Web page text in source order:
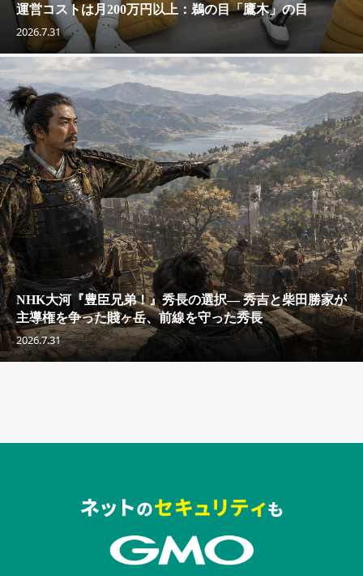
運営コストは月200万円以上：鵜の目「鷹木」の目
2026.7.31
NHK大河『豊臣兄弟！』秀長の選択— 秀吉と柴田勝家が
主導権を争った賤ヶ岳、前線を守った秀長
2026.7.31
セキュリティキャンペーンでのバナー